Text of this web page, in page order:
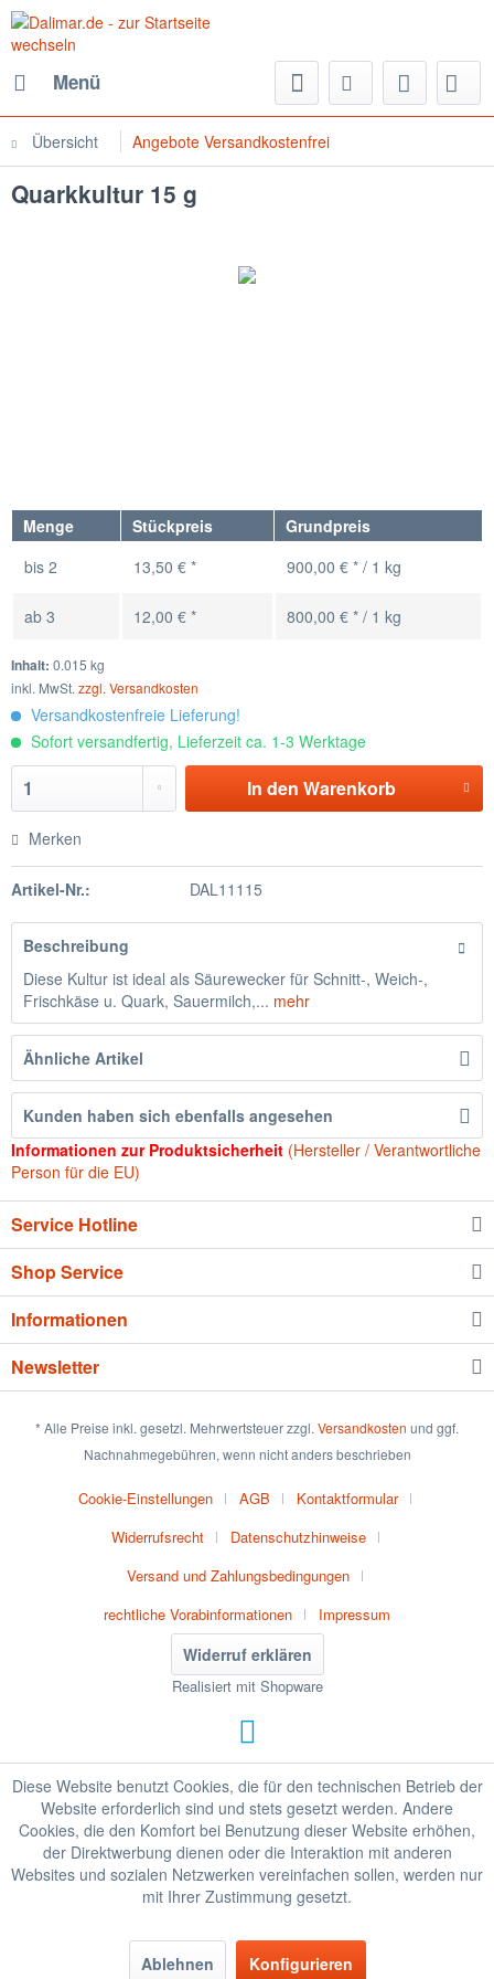
Menü
Übersicht Angebote Versandkostenfrei
Quarkkultur 15 g
Menge Stückpreis
Grundpreis
bis 2 13,50 € * 900,00 € * / 1 kg
ab 3 12,00 € * 800,00 € * / 1 kg
Inhalt: 0.015 kg
inkl. MwSt. zzgl. Versandkosten
Versandkostenfreie Lieferung!
Sofort versandfertig, Lieferzeit ca. 1-3 Werktage
In den Warenkorb
Merken
Artikel-Nr.: DAL11115
Beschreibung
Diese Kultur ist ideal als Säurewecker für Schnitt-, Weich-,
Frischkäse u. Quark, Sauermilch,... mehr
Ähnliche Artikel
Kunden haben sich ebenfalls angesehen
Informationen zur Produktsicherheit (Hersteller / Verantwortliche
Person für die EU)
Service Hotline
Shop Service
Informationen
Newsletter
* Alle Preise inkl. gesetzl. Mehrwertsteuer zzgl. Versandkosten und ggf.
Nachnahmegebühren, wenn nicht anders beschrieben
Cookie-Einstellungen AGB
Kontaktformular
Widerrufsrecht
Datenschutzhinweise
Versand und Zahlungsbedingungen
rechtliche Vorabinformationen
Impressum
Widerruf erklären
Realisiert mit Shopware
Diese Website benutzt Cookies, die für den technischen Betrieb der
Website erforderlich sind und stets gesetzt werden. Andere
Cookies, die den Komfort bei Benutzung dieser Website erhöhen,
der Direktwerbung dienen oder die Interaktion mit anderen
Websites und sozialen Netzwerken vereinfachen sollen, werden nur
mit Ihrer Zustimmung gesetzt.
Ablehnen Konfigurieren